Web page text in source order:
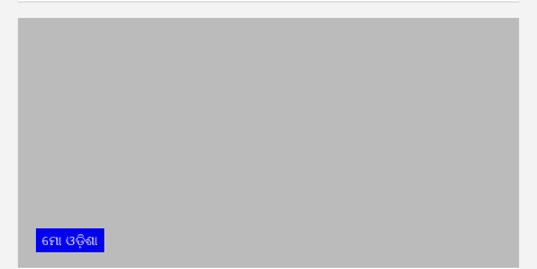
ମୋ ଓଡ଼ିଶା